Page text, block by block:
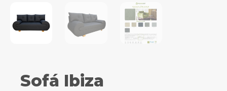
Sofá Ibiza